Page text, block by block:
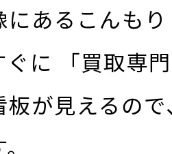
にあるこんも
ぐに 「買取専
板が見えるの